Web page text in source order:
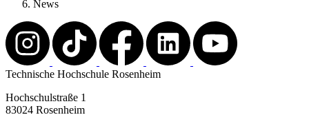
News
Technische Hochschule Rosenheim
Hochschulstraße 1
83024 Rosenheim